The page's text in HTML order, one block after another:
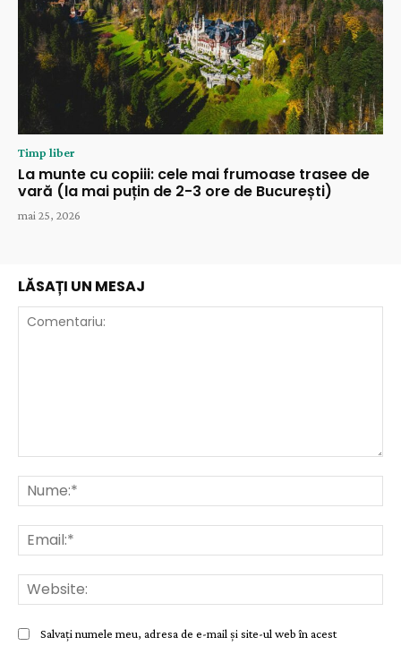
Timp liber
La munte cu copiii: cele mai frumoase trasee de
vară (la mai puțin de 2-3 ore de București)
mai 25, 2026
LĂSAȚI UN MESAJ
Salvați numele meu, adresa de e-mail și site-ul web în acest